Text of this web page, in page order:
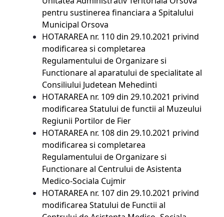
pentru sustinerea financiara a Spitalului
Municipal Orsova
HOTARAREA nr. 110 din 29.10.2021 privind
modificarea si completarea
Regulamentului de Organizare si
Functionare al aparatului de specialitate al
Consiliului Judetean Mehedinti
HOTARAREA nr. 109 din 29.10.2021 privind
modificarea Statului de functii al Muzeului
Regiunii Portilor de Fier
HOTARAREA nr. 108 din 29.10.2021 privind
modificarea si completarea
Regulamentului de Organizare si
Functionare al Centrului de Asistenta
Medico-Sociala Cujmir
HOTARAREA nr. 107 din 29.10.2021 privind
modificarea Statului de Functii al